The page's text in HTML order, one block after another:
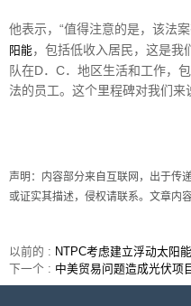
他表示，“值得注意的是，该法
阳能，包括低收入居民，这是我
队在D．C．地区生活和工作，
法的员工。这个里程碑对我们来
声明：内容部分来自互联网，出于传
或证实其描述，侵权请联系。文章内容
以前的 : NTPC考虑建立浮动太阳
下一个 : 中美贸易问题造成光伏项